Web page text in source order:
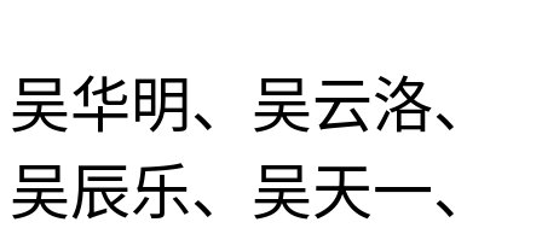
吴华明、吴云洛、
吴辰乐、吴天一、